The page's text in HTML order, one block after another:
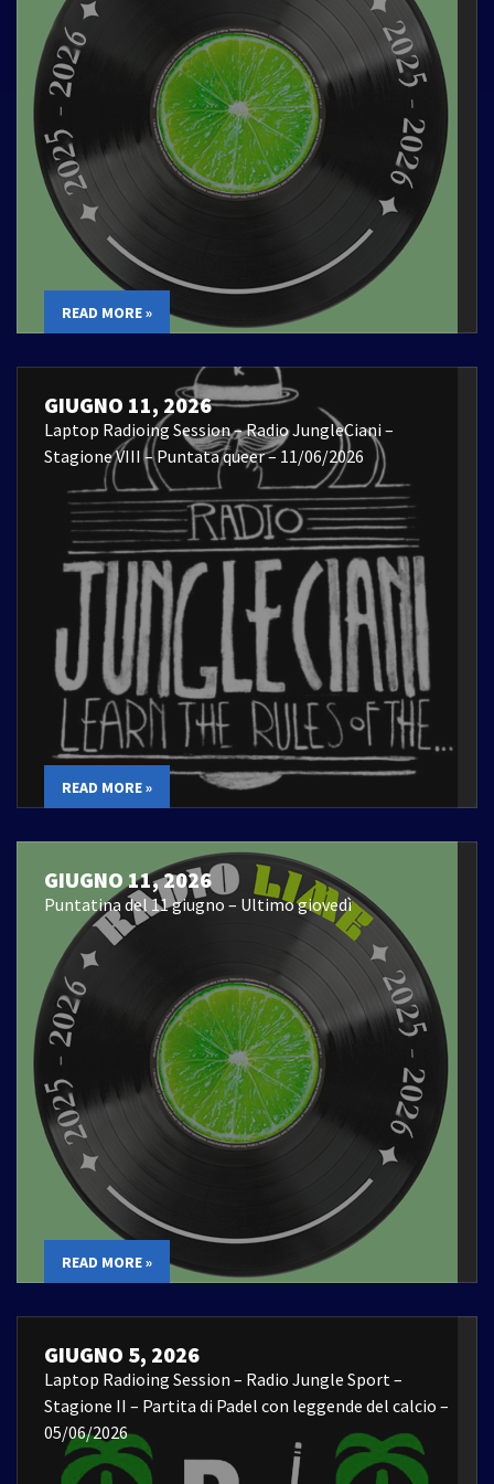
READ MORE »
GIUGNO 11, 2026
Laptop Radioing Session – Radio JungleCiani –
Stagione VIII – Puntata queer – 11/06/2026
READ MORE »
GIUGNO 11, 2026
Puntatina del 11 giugno – Ultimo giovedì
READ MORE »
GIUGNO 5, 2026
Laptop Radioing Session – Radio Jungle Sport –
Stagione II – Partita di Padel con leggende del calcio –
05/06/2026